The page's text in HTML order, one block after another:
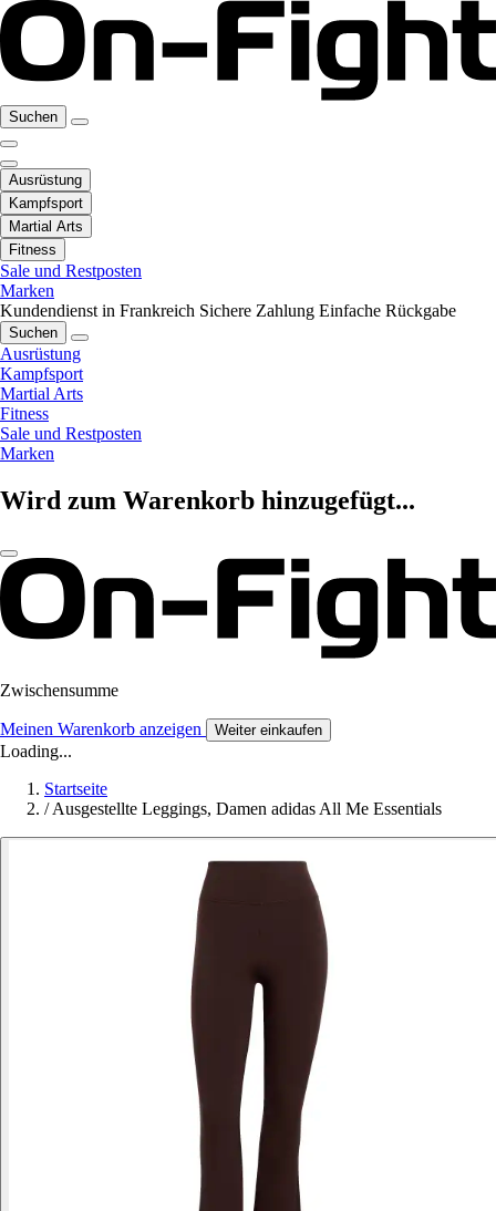
Suchen
Ausrüstung
Kampfsport
Martial Arts
Fitness
Sale und Restposten
Marken
Kundendienst in Frankreich Sichere Zahlung Einfache Rückgabe
Suchen
Ausrüstung
Kampfsport
Martial Arts
Fitness
Sale und Restposten
Marken
Wird zum Warenkorb hinzugefügt...
Zwischensumme
Meinen Warenkorb anzeigen Weiter einkaufen
Loading...
Startseite
/ Ausgestellte Leggings, Damen adidas All Me Essentials